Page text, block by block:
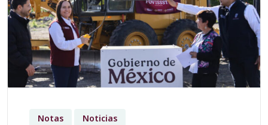
Notas Noticias